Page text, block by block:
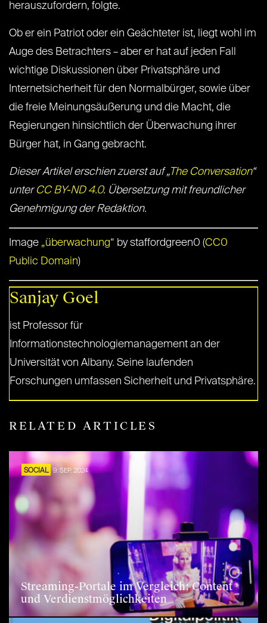
herauszufordern, folgte.
Ob er ein Patriot oder ein Geächteter ist, liegt wohl im
Auge des Betrachters – aber er hat auf jeden Fall
wichtige Diskussionen über Privatsphäre und
Internetsicherheit für den Normalbürger, sowie über
die freie Meinungsäußerung und die Macht, die
Regierungen hinsichtlich der Überwachung ihrer
Bürger hat, in Gang gebracht.
Dieser Artikel erschien zuerst auf „The Conversation“
unter CC BY-ND 4.0. Übersetzung mit freundlicher
Genehmigung der Redaktion.
Image „überwachung“ by staffordgreen0 (CC0
Public Domain)
Sanjay Goel
ist Professor für
Informationstechnologiemanagement an der
Universität von Albany. Seine laufenden
Forschungen umfassen Sicherheit und Privatsphäre.
RELATED ARTICLES
SOCIAL 9. SEP. 2024
Streaming-Portale im Vergleich: Content
und Verdienstmöglichkeiten